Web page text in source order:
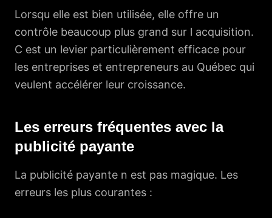
Lorsqu elle est bien utilisée, elle offre un
contrôle beaucoup plus grand sur l acquisition.
C est un levier particulièrement efficace pour
les entreprises et entrepreneurs au Québec qui
veulent accélérer leur croissance.
Les erreurs fréquentes avec la
publicité payante
La publicité payante n est pas magique. Les
erreurs les plus courantes :